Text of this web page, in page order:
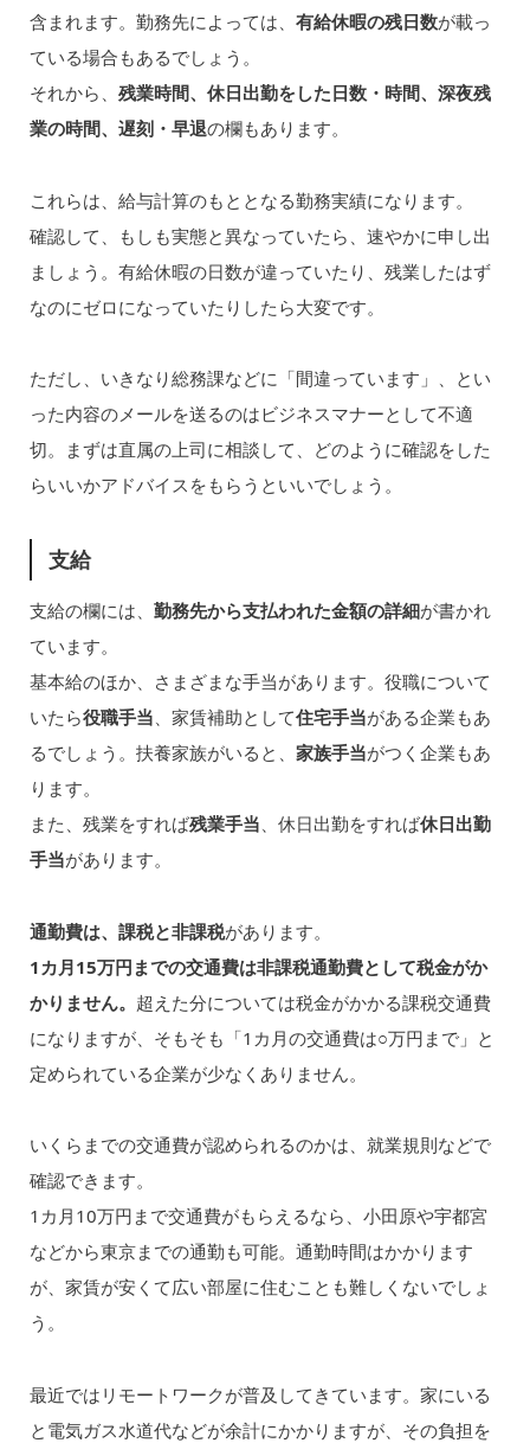
含まれます。勤務先によっては、 有給休暇の残日数が載っ
ている場合もあるでしょう。
それから、 残業時間、休日出勤をした日数・時間、深夜残
業の時間、遅刻・早退の欄もあります。
これらは、給与計算のもととなる勤務実績になります。
確認して、もしも実態と異なっていたら、速やかに申し出
ましょう。有給休暇の日数が違っていたり、残業したはず
なのにゼロになっていたりしたら大変です。
ただし、いきなり総務課などに「間違っています」、とい
った内容のメールを送るのはビジネスマナーとして不適
切。まずは直属の上司に相談して、どのように確認をした
らいいかアドバイスをもらうといいでしょう。
支給
支給の欄には、 勤務先から支払われた金額の詳細が書かれ
ています。
基本給のほか、さまざまな手当があります。役職について
いたら役職手当、家賃補助として住宅手当がある企業もあ
るでしょう。扶養家族がいると、 家族手当がつく企業もあ
ります。
また、残業をすれば残業手当、休日出勤をすれば休日出勤
手当があります。
通勤費は、課税と非課税があります。
1カ月15万円までの交通費は非課税通勤費として税金がか
かりません。 超えた分については税金がかかる課税交通費
になりますが、そもそも「1カ月の交通費は○万円まで」と
定められている企業が少なくありません。
いくらまでの交通費が認められるのかは、就業規則などで
確認できます。
1カ月10万円まで交通費がもらえるなら、小田原や宇都宮
などから東京までの通勤も可能。通勤時間はかかります
が、家賃が安くて広い部屋に住むことも難しくないでしょ
う。
最近ではリモートワークが普及してきています。家にいる
と電気ガス水道代などが余計にかかりますが、その負担を